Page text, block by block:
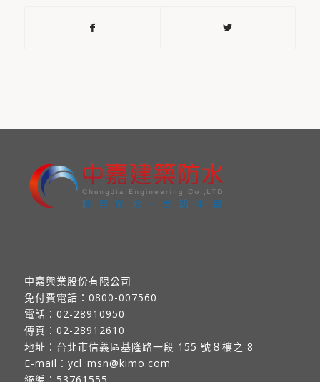
中嘉興業股份有限公司
免付費電話： 0800-007560
電話： 02-28910950
傳真： 02-28912610
地址： 台北市信義區基隆路一段 155 號８樓之 8
E-mail： ycl_msn@kimo.com